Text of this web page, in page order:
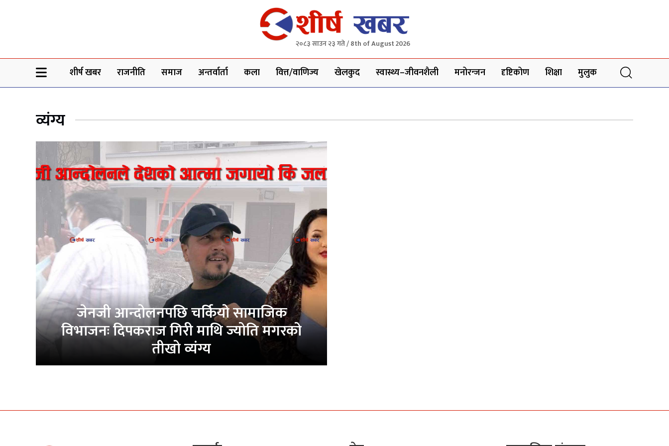
२०८३ साउन २३ गते / 8th of August 2026
शीर्ष खबर राजनीति समाज अन्तर्वार्ता कला वित्त/वाणिज्य खेलकुद स्वास्थ्य–जीवनशैली मनोरन्जन दृष्टिकोण शिक्षा मुलुक
व्यंग्य
जेनजी आन्दोलनपछि चर्कियो सामाजिक
विभाजनः दिपकराज गिरी माथि ज्योति मगरको
तीखो व्यंग्य